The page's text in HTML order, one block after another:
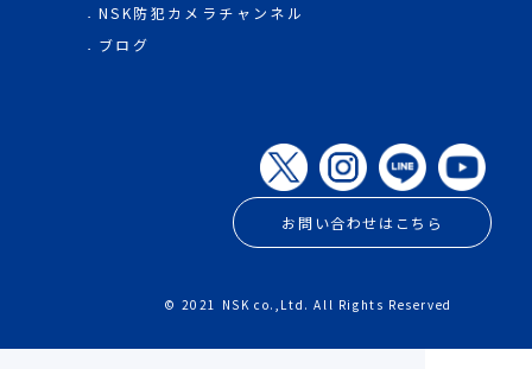
NSK防犯カメラチャンネル
ブログ
お問い合わせはこちら
© 2021 NSK co.,Ltd. All Rights Reserved